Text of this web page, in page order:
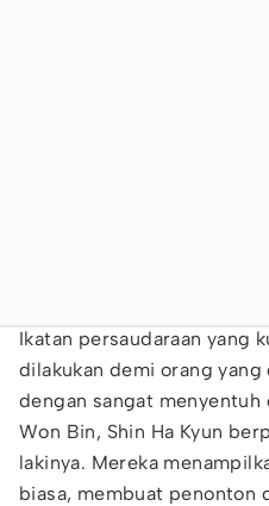
Ikatan persaudaraan yang
dilakukan demi orang
dengan sangat menyentuh
Won Bin, Shin Ha Kyun
lakinya. Mereka
biasa, membuat penonton